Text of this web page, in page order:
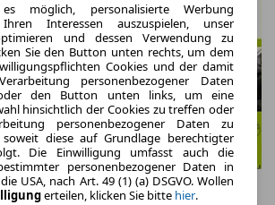
möglich, personalisierte Werbung
Interessen auszuspielen, unser
und dessen Verwendung zu
Sie den Button unten rechts, um dem
Cookies und der damit
personenbezogener Daten
den Button unten links, um eine
hinsichtlich der Cookies zu treffen oder
personenbezogener Daten zu
soweit diese auf Grundlage berechtigter
Die Einwilligung umfasst auch die
personenbezogener Daten in
USA, nach Art. 49 (1) (a) DSGVO. Wollen
erteilen, klicken Sie bitte hier.